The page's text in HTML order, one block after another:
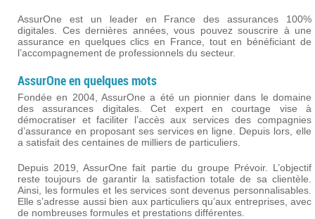
AssurOne est un leader en France des assurances 100%
digitales. Ces dernières années, vous pouvez souscrire à une
assurance en quelques clics en France, tout en bénéficiant de
l’accompagnement de professionnels du secteur.
AssurOne en quelques mots
Fondée en 2004, AssurOne a été un pionnier dans le domaine
des assurances digitales. Cet expert en courtage vise à
démocratiser et faciliter l’accès aux services des compagnies
d’assurance en proposant ses services en ligne. Depuis lors, elle
a satisfait des centaines de milliers de particuliers.
Depuis 2019, AssurOne fait partie du groupe Prévoir. L’objectif
reste toujours de garantir la satisfaction totale de sa clientèle.
Ainsi, les formules et les services sont devenus personnalisables.
Elle s’adresse aussi bien aux particuliers qu’aux entreprises, avec
de nombreuses formules et prestations différentes.